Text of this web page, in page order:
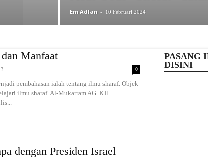
Em Adlan - 10 Februari 2024
Manfaat
0
pembahasan ialah tentang ilmu sharaf. Objek
ilmu sharaf. Al-Mukarram AG. KH.
dengan Presiden Israel
PASANG
DISINI